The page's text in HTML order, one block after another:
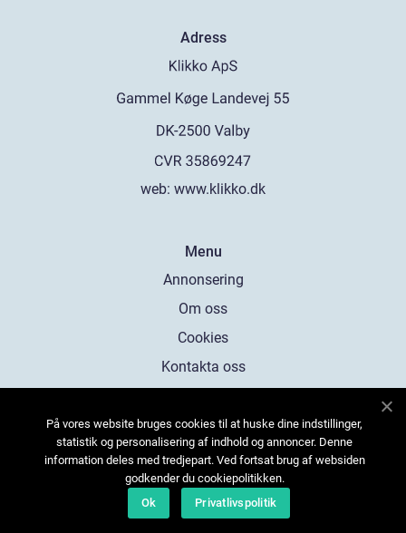
Adress
web: www.klikko.dk
Menu
Annonsering
Om oss
Cookies
Kontakta oss
På vores website bruges cookies til at huske dine indstillinger,
statistik og personalisering af indhold og annoncer. Denne
information deles med tredjepart. Ved fortsat brug af websiden
godkender du cookiepolitikken.
Ok
Privatlivspolitik